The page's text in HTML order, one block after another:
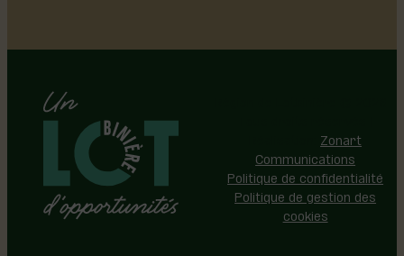
Zonart
Communications
Politique de confidentialité
Politique de gestion des
cookies